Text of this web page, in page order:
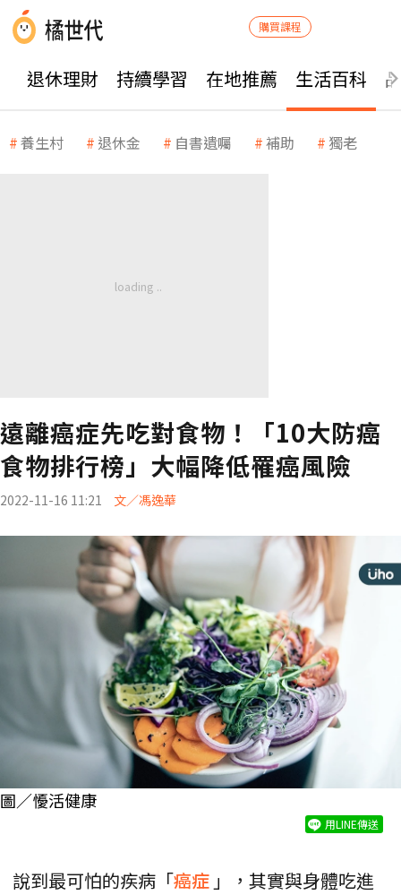
購買課程
退休理財 持續學習 在地推薦 生活百科
養生村 退休金 自書遺囑 補助 獨老
遠離癌症先吃對食物！「10大防癌
食物排行榜」大幅降低罹癌風險
2022-11-16 11:21 文／馮逸華
圖／懮活健康
用LINE傳送
說到最可怕的疾病「癌症 」，其實與身體吃進